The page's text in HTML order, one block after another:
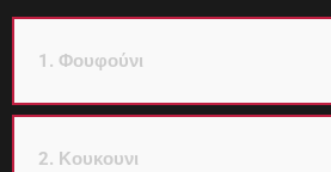
1. Φουφούνι
2. Κουκουνι